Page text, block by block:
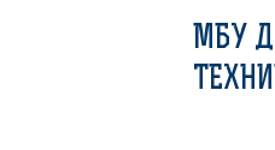
МБУ